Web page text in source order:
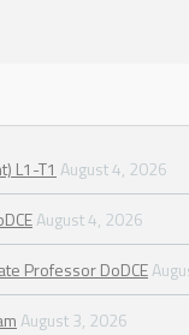
L1-T1 August 4, 2026
August 4, 2026
Professor DoDCE
August 3, 2026